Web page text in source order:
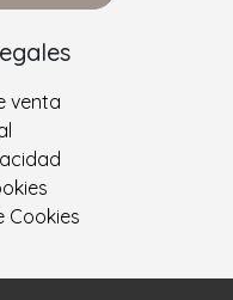
venta
Cookies